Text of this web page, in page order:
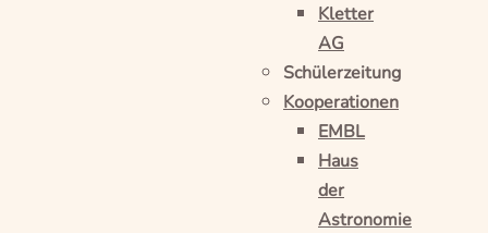
Kletter
AG
Schülerzeitung
Kooperationen
EMBL
Haus
der
Astronomie